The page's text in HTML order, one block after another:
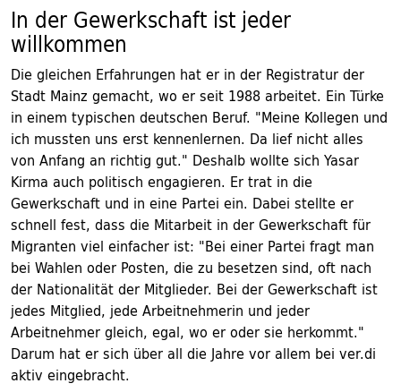
In der Gewerkschaft ist jeder
willkommen
Die gleichen Erfahrungen hat er in der Registratur der
Stadt Mainz gemacht, wo er seit 1988 arbeitet. Ein Türke
in einem typischen deutschen Beruf. "Meine Kollegen und
ich mussten uns erst kennenlernen. Da lief nicht alles
von Anfang an richtig gut." Deshalb wollte sich Yasar
Kirma auch politisch engagieren. Er trat in die
Gewerkschaft und in eine Partei ein. Dabei stellte er
schnell fest, dass die Mitarbeit in der Gewerkschaft für
Migranten viel einfacher ist: "Bei einer Partei fragt man
bei Wahlen oder Posten, die zu besetzen sind, oft nach
der Nationalität der Mitglieder. Bei der Gewerkschaft ist
jedes Mitglied, jede Arbeitnehmerin und jeder
Arbeitnehmer gleich, egal, wo er oder sie herkommt."
Darum hat er sich über all die Jahre vor allem bei ver.di
aktiv eingebracht.